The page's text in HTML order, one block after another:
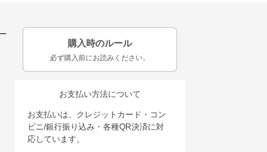
購入時のルール
必ず購入前にお読みください。
お支払い方法について
お支払いは、クレジットカード・コン
ビニ/銀行振り込み・各種QR決済に対
応しています。